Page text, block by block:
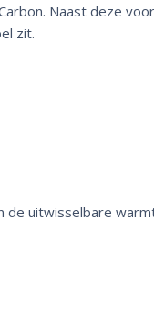
Naast deze
zit.
de uitwisselbare